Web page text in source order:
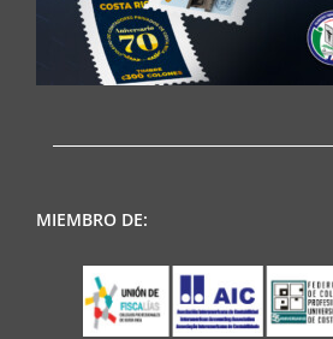
MIEMBRO DE: